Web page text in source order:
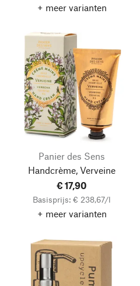
+ meer varianten
Panier des Sens
Handcrème, Verveine
€ 17,90
Basisprijs: € 238,67/l
+ meer varianten